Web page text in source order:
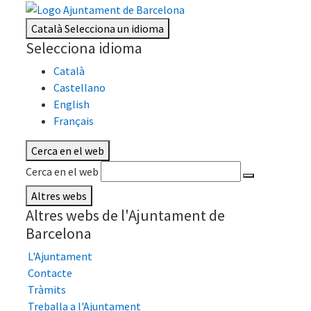
CatalàSelecciona un idioma
Selecciona idioma
Català
Castellano
English
Français
Cerca en el web
Cerca en el web
Altres webs
Altres webs de l'Ajuntament de
Barcelona
L'Ajuntament
Contacte
Tràmits
Treballa a l'Ajuntament